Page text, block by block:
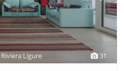
31
Riviera Ligure